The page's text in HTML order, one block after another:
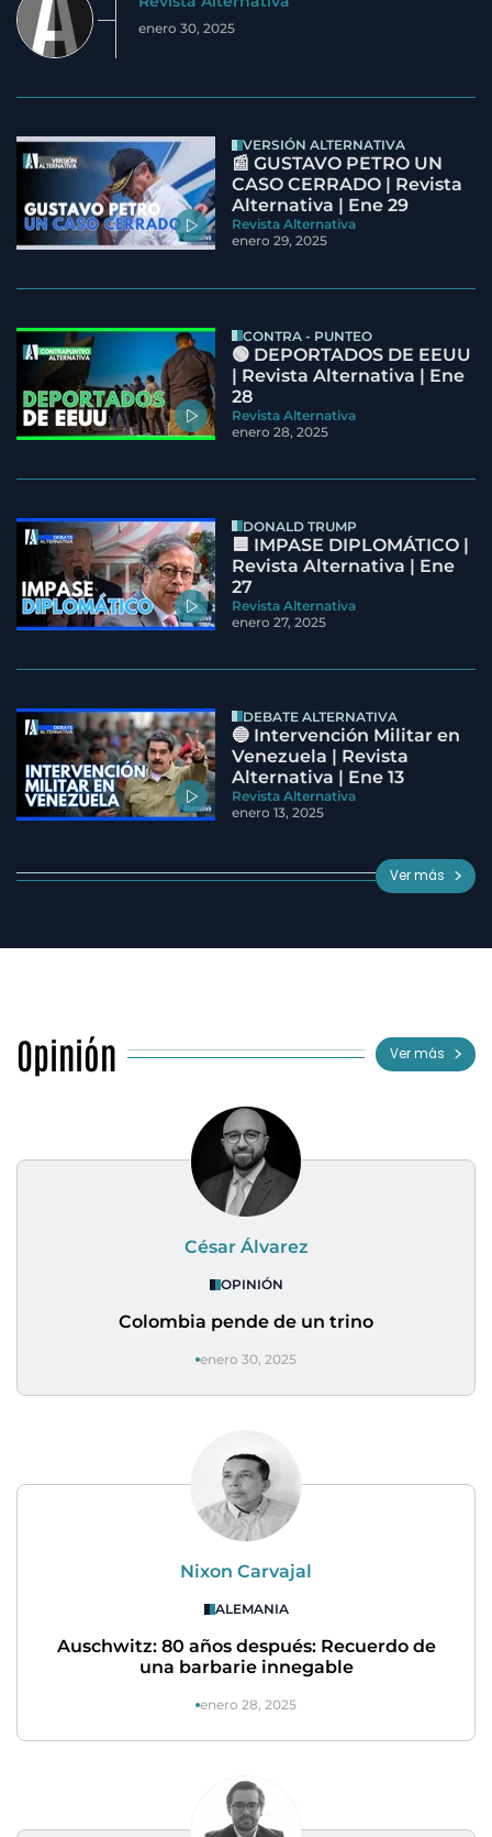
enero 30, 2025
VERSIÓN ALTERNATIVA
📰 GUSTAVO PETRO UN
CASO CERRADO | Revista
Alternativa | Ene 29
Revista Alternativa
enero 29, 2025
CONTRA - PUNTEO
🟢 DEPORTADOS DE EEUU
| Revista Alternativa | Ene
28
Revista Alternativa
enero 28, 2025
DONALD TRUMP
🟦 IMPASE DIPLOMÁTICO |
Revista Alternativa | Ene
27
Revista Alternativa
enero 27, 2025
DEBATE ALTERNATIVA
🔵 Intervención Militar en
Venezuela | Revista
Alternativa | Ene 13
Revista Alternativa
enero 13, 2025
Ver más
Opinión Ver más
César Álvarez
OPINIÓN
Colombia pende de un trino
enero 30, 2025
Nixon Carvajal
ALEMANIA
Auschwitz: 80 años después: Recuerdo de
una barbarie innegable
enero 28, 2025